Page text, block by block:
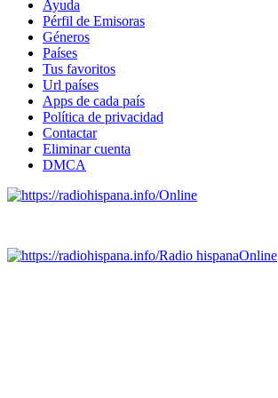
Ayuda
Pérfil de Emisoras
Géneros
Países
Tus favoritos
Url países
Apps de cada país
Política de privacidad
Contactar
Eliminar cuenta
DMCA
Online
Radio hispanaOnline